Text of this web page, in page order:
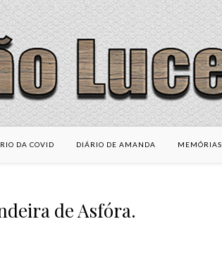
DA COVID DIÁRIO DE AMANDA MEMÓRIAS
de Asfóra.